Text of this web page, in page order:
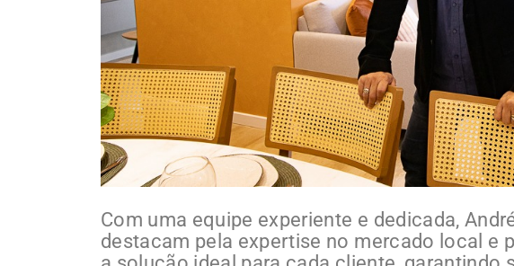
Com uma equipe experiente e dedicada,
destacam pela expertise no mercado local e